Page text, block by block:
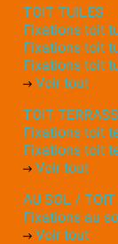
TOIT TUILES
Fixations toit
Fixations toit
Fixations toit
Voir tout
TOIT
Fixations toit
Fixations toit
Voir tout
AU SOL / TOIT
Fixations au
Voir tout